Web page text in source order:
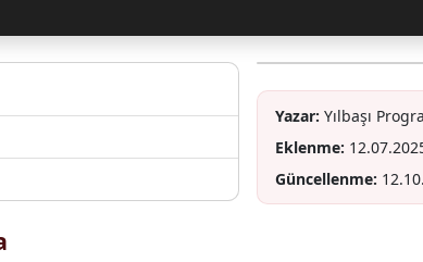
Yazar: Yılbaşı
Eklenme:
Güncellenme: